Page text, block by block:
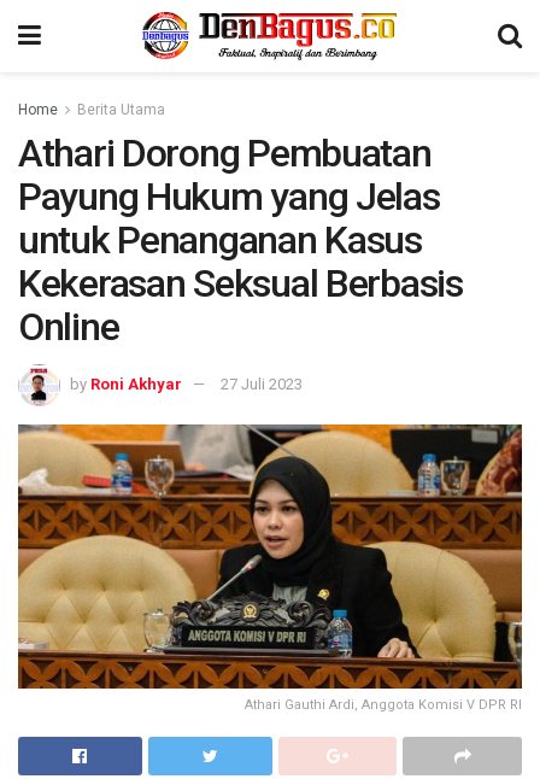
Home Berita Utama
Athari Dorong Pembuatan
Payung Hukum yang Jelas
untuk Penanganan Kasus
Kekerasan Seksual Berbasis
Online
by Roni Akhyar 27 Juli 2023
Athari Gauthi Ardi, Anggota Komisi V DPR RI